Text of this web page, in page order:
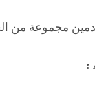
مجموعة من